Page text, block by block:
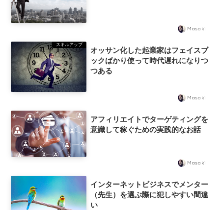
Masaki
スキルアップ
オッサン化した起業家はフェイスブ
ックばかり使って時代遅れになりつ
つある
Masaki
アフィリエイトでターゲティングを
意識して稼ぐための実践的なお話
Masaki
インターネットビジネスでメンター
（先生）を選ぶ際に犯しやすい間違
い